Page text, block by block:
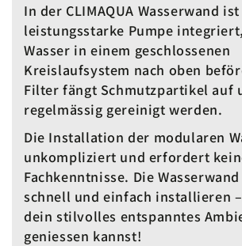
In der CLIMAQUA Wasserwand
leistungsstarke Pumpe
Wasser in einem geschlossenen
Kreislaufsystem nach oben
Filter fängt Schmutzpartikel auf
regelmässig gereinigt werden.
Die Installation der modularen
unkompliziert und erfordert
Fachkenntnisse. Die
schnell und einfach installieren
dein stilvolles entspanntes
geniessen kannst!